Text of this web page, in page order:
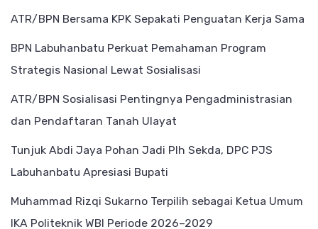
ATR/BPN Bersama KPK Sepakati Penguatan Kerja Sama
BPN Labuhanbatu Perkuat Pemahaman Program
Strategis Nasional Lewat Sosialisasi
ATR/BPN Sosialisasi Pentingnya Pengadministrasian
dan Pendaftaran Tanah Ulayat
Tunjuk Abdi Jaya Pohan Jadi Plh Sekda, DPC PJS
Labuhanbatu Apresiasi Bupati
Muhammad Rizqi Sukarno Terpilih sebagai Ketua Umum
IKA Politeknik WBI Periode 2026–2029